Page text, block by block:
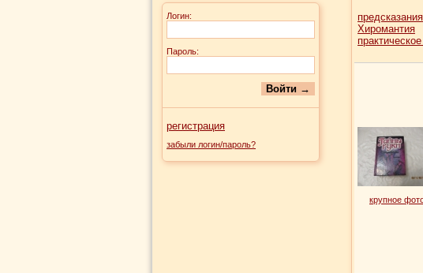
Логин:
Пароль:
регистрация
забыли логин/пароль?
предсказания
Хиромантия
крупное